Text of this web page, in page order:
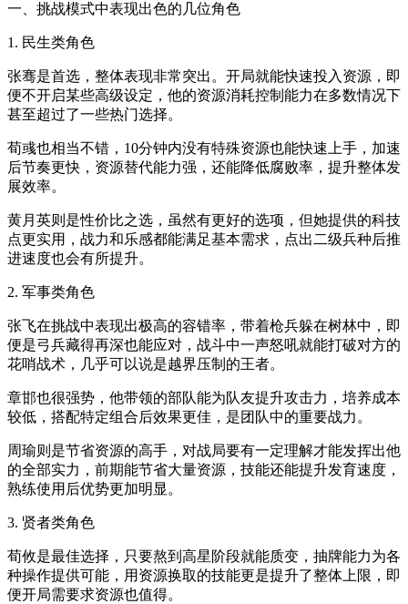
一、挑战模式中表现出色的几位角色
1. 民生类角色
张骞是首选，整体表现非常突出。开局就能快速投入资源，即
便不开启某些高级设定，他的资源消耗控制能力在多数情况下
甚至超过了一些热门选择。
荀彧也相当不错，10分钟内没有特殊资源也能快速上手，加速
后节奏更快，资源替代能力强，还能降低腐败率，提升整体发
展效率。
黄月英则是性价比之选，虽然有更好的选项，但她提供的科技
点更实用，战力和乐感都能满足基本需求，点出二级兵种后推
进速度也会有所提升。
2. 军事类角色
张飞在挑战中表现出极高的容错率，带着枪兵躲在树林中，即
便是弓兵藏得再深也能应对，战斗中一声怒吼就能打破对方的
花哨战术，几乎可以说是越界压制的王者。
章邯也很强势，他带领的部队能为队友提升攻击力，培养成本
较低，搭配特定组合后效果更佳，是团队中的重要战力。
周瑜则是节省资源的高手，对战局要有一定理解才能发挥出他
的全部实力，前期能节省大量资源，技能还能提升发育速度，
熟练使用后优势更加明显。
3. 贤者类角色
荀攸是最佳选择，只要熬到高星阶段就能质变，抽牌能力为各
种操作提供可能，用资源换取的技能更是提升了整体上限，即
便开局需要求资源也值得。